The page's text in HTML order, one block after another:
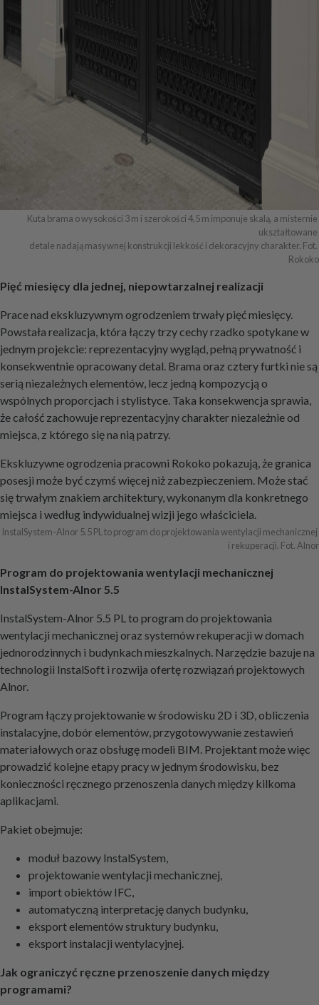
Kuta brama o wysokości 3 m i szerokości 4,5 m imponuje skalą, a misternie
ukształtowane
detale nadają masywnej konstrukcji lekkość i dekoracyjny charakter. Fot.
Rokoko
Pięć miesięcy dla jednej, niepowtarzalnej realizacji
Prace nad ekskluzywnym ogrodzeniem trwały pięć miesięcy.
Powstała realizacja, która łączy trzy cechy rzadko spotykane w
jednym projekcie: reprezentacyjny wygląd, pełną prywatność i
konsekwentnie opracowany detal. Brama oraz cztery furtki nie są
serią niezależnych elementów, lecz jedną kompozycją o
wspólnych proporcjach i stylistyce. Taka konsekwencja sprawia,
że całość zachowuje reprezentacyjny charakter niezależnie od
miejsca, z którego się na nią patrzy.
Ekskluzywne ogrodzenia pracowni Rokoko pokazują, że granica
posesji może być czymś więcej niż zabezpieczeniem. Może stać
się trwałym znakiem architektury, wykonanym dla konkretnego
miejsca i według indywidualnej wizji jego właściciela.
InstalSystem-Alnor 5.5 PL to program do projektowania wentylacji mechanicznej
i rekuperacji. Fot. Alnor
Program do projektowania wentylacji mechanicznej
InstalSystem-Alnor 5.5
InstalSystem-Alnor 5.5 PL to program do projektowania
wentylacji mechanicznej oraz systemów rekuperacji w domach
jednorodzinnych i budynkach mieszkalnych. Narzędzie bazuje na
technologii InstalSoft i rozwija ofertę rozwiązań projektowych
Alnor.
Program łączy projektowanie w środowisku 2D i 3D, obliczenia
instalacyjne, dobór elementów, przygotowywanie zestawień
materiałowych oraz obsługę modeli BIM. Projektant może więc
prowadzić kolejne etapy pracy w jednym środowisku, bez
konieczności ręcznego przenoszenia danych między kilkoma
aplikacjami.
Pakiet obejmuje:
moduł bazowy InstalSystem,
projektowanie wentylacji mechanicznej,
import obiektów IFC,
automatyczną interpretację danych budynku,
eksport elementów struktury budynku,
eksport instalacji wentylacyjnej.
Jak ograniczyć ręczne przenoszenie danych między
programami?